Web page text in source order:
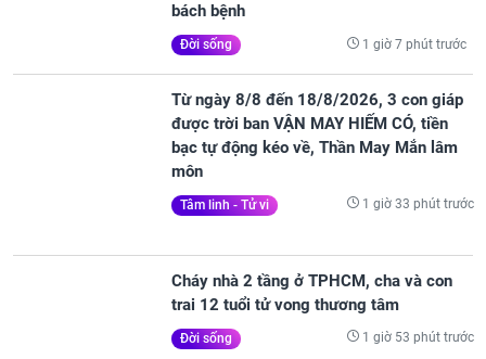
bách bệnh
Đời sống 1 giờ 7 phút trước
Từ ngày 8/8 đến 18/8/2026, 3 con giáp
được trời ban VẬN MAY HIẾM CÓ, tiền
bạc tự động kéo về, Thần May Mắn lâm
môn
Tâm linh - Tử vi 1 giờ 33 phút trước
Cháy nhà 2 tầng ở TPHCM, cha và con
trai 12 tuổi tử vong thương tâm
Đời sống 1 giờ 53 phút trước